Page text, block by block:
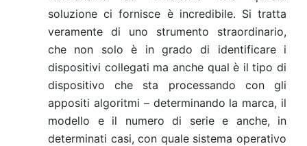
soluzione ci fornisce è incredibile. Si tratta
veramente di uno strumento straordinario,
che non solo è in grado di identificare i
dispositivi collegati ma anche qual è il tipo di
dispositivo che sta processando con gli
appositi algoritmi – determinando la marca, il
modello e il numero di serie e anche, in
determinati casi, con quale sistema operativo